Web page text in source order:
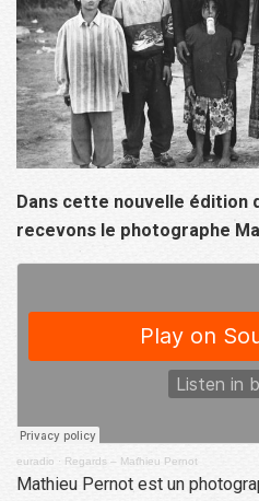
Dans cette nouvelle édition
recevons le photographe
euradio · Regards – Mathieu Pernot
Mathieu Pernot est un